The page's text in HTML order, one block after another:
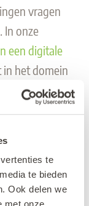
te
te bieden
Ook delen we
met onze
vragen
In onze
een digitale
het domein
het
Educators